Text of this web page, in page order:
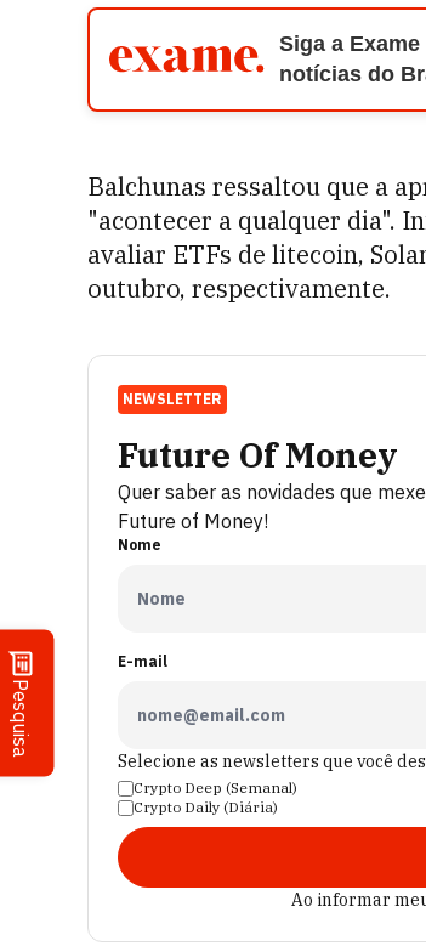
Pesquisa
Siga a
notícias do
Balchunas ressaltou que a
"acontecer a qualquer dia".
avaliar ETFs de litecoin,
outubro, respectivamente.
NEWSLETTER
Future Of Money
Quer saber as novidades que
Future of Money!
Nome
E-mail
Selecione as newsletters que você
Crypto Deep (Semanal)
Crypto Daily (Diária)
Ao informar